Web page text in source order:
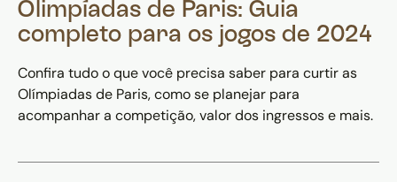
Olimpíadas de Paris: Guia
completo para os jogos de 2024
Confira tudo o que você precisa saber para curtir as
Olímpiadas de Paris, como se planejar para
acompanhar a competição, valor dos ingressos e mais.